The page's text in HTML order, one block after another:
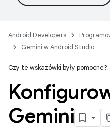
Android Developers
Gemini w Android Studio
Czy te wskazówki były pomocne?
Gemini